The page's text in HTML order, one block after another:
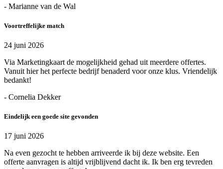
- Marianne van de Wal
Voortreffelijke match
24 juni 2026
Via Marketingkaart de mogelijkheid gehad uit meerdere offertes.
Vanuit hier het perfecte bedrijf benaderd voor onze klus. Vriendelijk
bedankt!
- Cornelia Dekker
Eindelijk een goede site gevonden
17 juni 2026
Na even gezocht te hebben arriveerde ik bij deze website. Een
offerte aanvragen is altijd vrijblijvend dacht ik. Ik ben erg tevreden